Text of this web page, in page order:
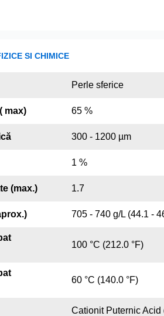
SI CHIMICE
Perle sferice
max) 65 %
300 - 1200 µm
1 %
(max.) 1.7
705 - 740 g/L (44.1 -
100 °C (212.0 °F)
60 °C (140.0 °F)
Cationit Puternic Acid